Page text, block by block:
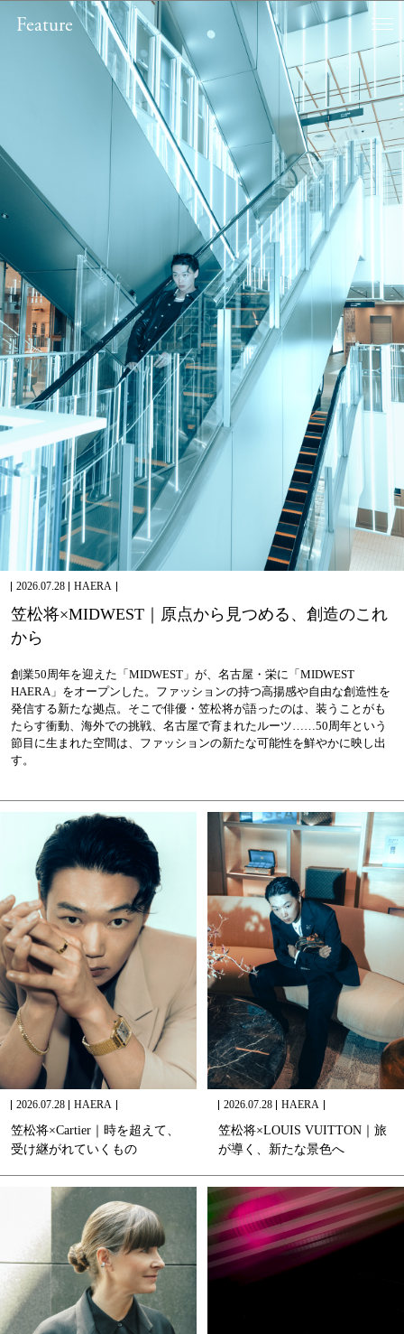
Feature
2026.07.28 HAERA
笠松将×MIDWEST｜ 原点から 見つめる 、 創 造のこ れ
から
創業50周年を迎えた「MIDWEST」が、名古屋・栄に「MIDWEST
HAERA」をオープンした。ファッションの持つ高揚感や自由な創造性を
発信する新たな拠点。そこで俳優・笠松将が語ったのは、装うことがも
たらす衝動、海外での挑戦、名古屋で育まれたルーツ……50周年という
節目に生まれた空間は、ファッションの新たな可能性を鮮やかに映し出
す。
2026.07.28 HAERA
笠松将×Cartier｜ 時を超え て、
受け継がれていく もの
2026.07.28 HAERA
笠松将×LOUIS VUITTON｜ 旅
が導く 、 新たな景色へ